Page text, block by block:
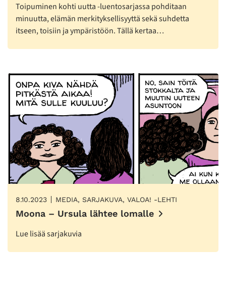
Toipuminen kohti uutta -luentosarjassa pohditaan
minuutta, elämän merkityksellisyyttä sekä suhdetta
itseen, toisiin ja ympäristöön. Tällä kertaa…
8.10.2023 MEDIA, SARJAKUVA, VALOA! -LEHTI
Moona – Ursula lähtee lomalle
Lue lisää sarjakuvia